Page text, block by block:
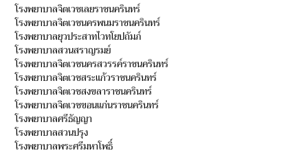
โรงพยาบาลจิตเวชเลยราชนครินทร์
โรงพยาบาลจิตเวชนครพนมราชนครินทร์
โรงพยาบาลยุวประสาทไวทโยปถัมภ์
โรงพยาบาลสวนสราญรมย์
โรงพยาบาลจิตเวชนครสวรรค์ราชนครินทร์
โรงพยาบาลจิตเวชสระแก้วราชนครินทร์
โรงพยาบาลจิตเวชสงขลาราชนครินทร์
โรงพยาบาลจิตเวชขอนแก่นราชนครินทร์
โรงพยาบาลศรีธัญญา
โรงพยาบาลสวนปรุง
โรงพยาบาลพระศรีมหาโพธิ์